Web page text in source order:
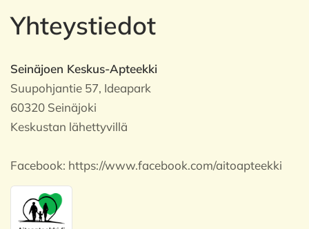
Yhteystiedot
Seinäjoen Keskus-Apteekki
Suupohjantie 57, Ideapark
60320 Seinäjoki
Keskustan lähettyvillä
Facebook: https://www.facebook.com/aitoapteekki